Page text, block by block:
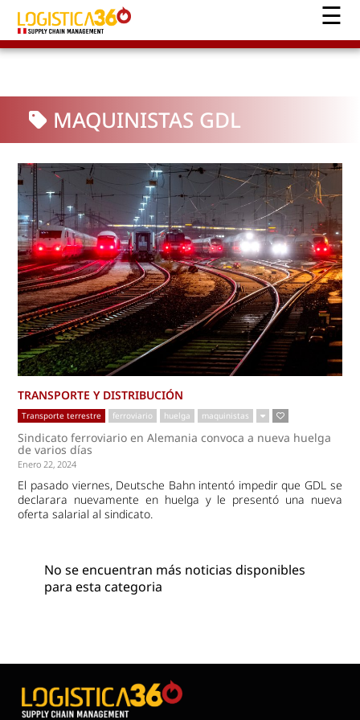
MAQUINISTAS GDL
TRANSPORTE Y DISTRIBUCIÓN
Transporte terrestre ferroviario huelga maquinistas
Sindicato ferroviario en Alemania convoca a nueva huelga
de varios días
Enero 22, 2024
El pasado viernes, Deutsche Bahn intentó impedir que GDL se
declarara nuevamente en huelga y le presentó una nueva
oferta salarial al sindicato.
No se encuentran más noticias disponibles
para esta categoria